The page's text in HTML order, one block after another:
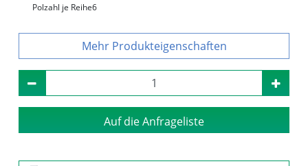
Polzahl je Reihe6
Produkteigenschaften
Auf die Anfrageliste